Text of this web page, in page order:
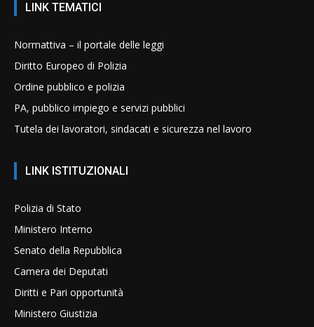
LINK TEMATICI
Normattiva – il portale delle leggi
Diritto Europeo di Polizia
Ordine pubblico e polizia
PA, pubblico impiego e servizi pubblici
Tutela dei lavoratori, sindacati e sicurezza nel lavoro
LINK ISTITUZIONALI
Polizia di Stato
Ministero Interno
Senato della Repubblica
Camera dei Deputati
Diritti e Pari opportunità
Ministero Giustizia